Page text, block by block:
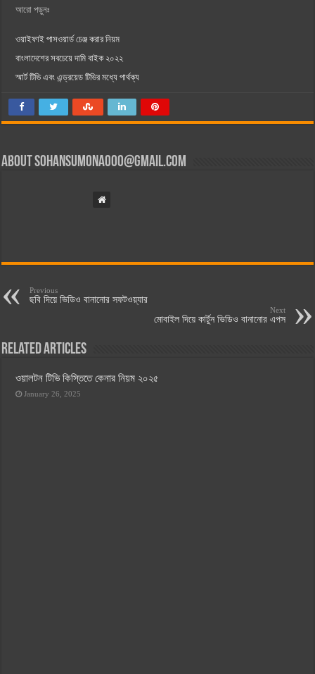
আরো পড়ুনঃ
ওয়াইফাই পাসওয়ার্ড চেঞ্জ করার নিয়ম
বাংলাদেশের সবচেয়ে দামি বাইক ২০২২
স্মার্ট টিভি এবং এন্ড্রয়েড টিভির মধ্যে পার্থক্য
Aboutsohansumona000@gmail.com
Previous
ছবি দিয়ে ভিডিও বানানোর সফটওয়্যার
Next
মোবাইল দিয়ে কার্টুন ভিডিও বানানোর এপস
Related Articles
ওয়ালটন টিভি কিস্তিতে কেনার নিয়ম ২০২৫
January 26, 2025